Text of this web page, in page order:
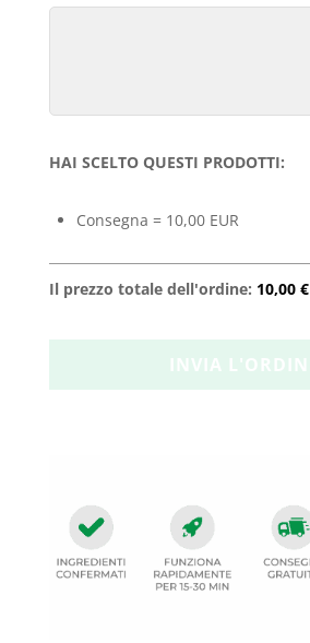
HAI SCELTO QUESTI PRODOTTI:
Consegna = 10,00 EUR
Il prezzo totale dell'ordine: 10,00 €